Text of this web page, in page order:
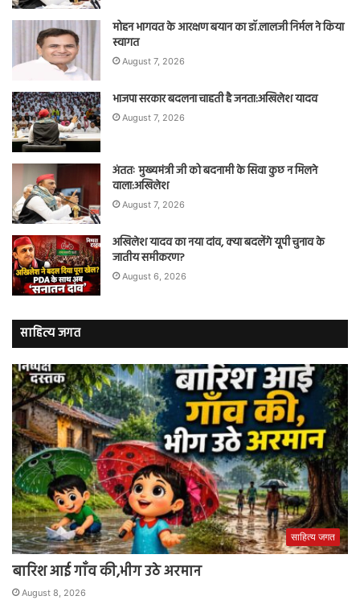
मोहन भागवत के आरक्षण बयान का डॉ.लालजी निर्मल ने किया
स्वागत
August 7, 2026
भाजपा सरकार बदलना चाहती है जनता:अखिलेश यादव
August 7, 2026
अंततः मुख्यमंत्री जी को बदनामी के सिवा कुछ न मिलने
वाला:अखिलेश
August 7, 2026
अखिलेश यादव का नया दांव, क्या बदलेंगे यूपी चुनाव के
जातीय समीकरण?
August 6, 2026
साहित्य जगत
साहित्य जगत
बारिश आई गाँव की,भीग उठे अरमान
August 8, 2026